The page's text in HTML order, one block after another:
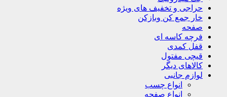
حراجی و تخفیف های ویژه
خار جمع کن وبازکن
صفحه
فرچه کاسه ای
قفل کمدی
قیچی مفتول
کالاهای دیگر
لوازم جانبی
انواع چسب
انواع صفحه